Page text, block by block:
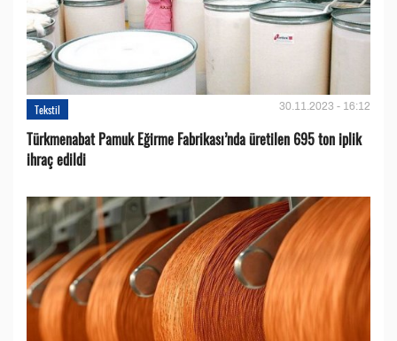
Tekstil 30.11.2023 - 16:12
Türkmenabat Pamuk Eğirme Fabrikası’nda üretilen 695 ton iplik
ihraç edildi